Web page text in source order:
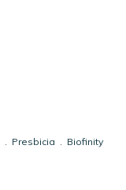
. Presbicia . Biofinity